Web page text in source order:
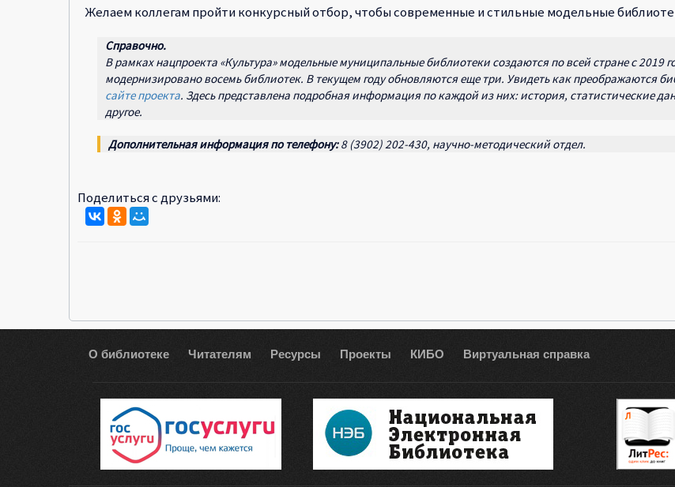
Желаем коллегам пройти конкурсный отбор, чтобы современные и стильные модельные
Справочно.
В рамках нацпроекта «Культура» модельные муниципальные библиотеки создаются по всей стране с 2019
модернизировано восемь библиотек. В текущем году обновляются еще три. Увидеть как преображаются
сайте проекта. Здесь представлена подробная информация по каждой из них: история, статистические
другое.
Дополнительная информация по телефону:8 (3902) 202-430, научно-методический отдел.
Поделиться с друзьями:
О библиотеке Читателям Ресурсы Проекты КИБО Виртуальная справка